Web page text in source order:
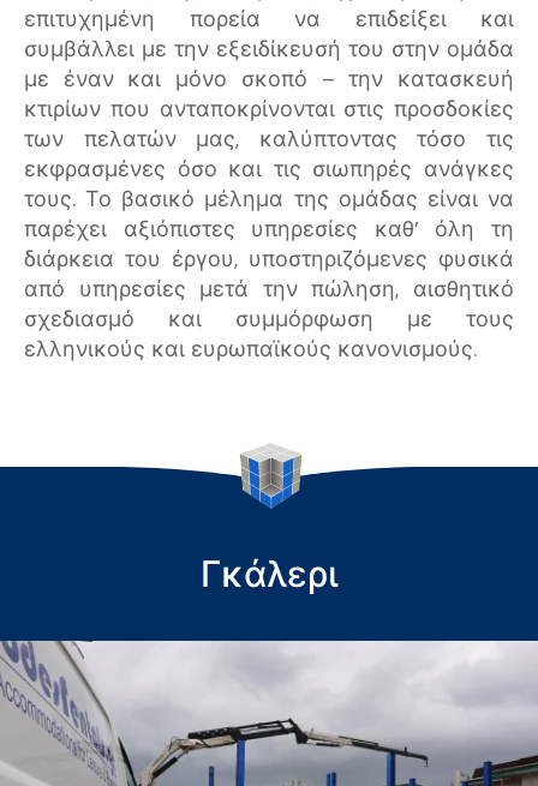
επιτυχημένη πορεία να επιδείξει και
συμβάλλει με την εξειδίκευσή του στην ομάδα
με έναν και μόνο σκοπό – την κατασκευή
κτιρίων που ανταποκρίνονται στις προσδοκίες
των πελατών μας, καλύπτοντας τόσο τις
εκφρασμένες όσο και τις σιωπηρές ανάγκες
τους. Το βασικό μέλημα της ομάδας είναι να
παρέχει αξιόπιστες υπηρεσίες καθ’ όλη τη
διάρκεια του έργου, υποστηριζόμενες φυσικά
από υπηρεσίες μετά την πώληση, αισθητικό
σχεδιασμό και συμμόρφωση με τους
ελληνικούς και ευρωπαϊκούς κανονισμούς.
Γκάλερι